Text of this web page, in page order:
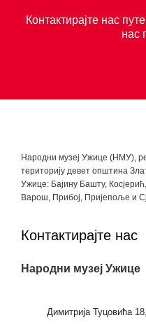
Контактирајте нас
нас
Народни музеј Ужице (НМУ),
територију девет општина
Ужице: Бајину Башту,
Варош, Прибој, Пријепоље и
Контактирајте нас
Народни музеј Ужице
Димитрија Туцовића